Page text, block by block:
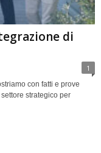
di
1
con fatti e prove
strategico per